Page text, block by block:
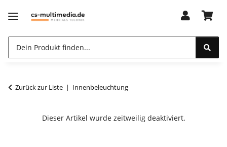
Zurück zur Liste Innenbeleuchtung
Dieser Artikel wurde zeitweilig deaktiviert.